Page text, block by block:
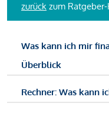
zurück zum
Was kann ich mir
Überblick
Rechner: Was kann